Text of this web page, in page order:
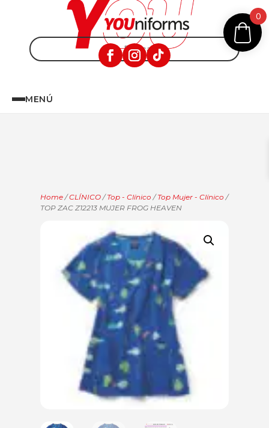
MENÚ
Home /CLÍNICO /Top - Clínico /Top Mujer - Clínico /
TOP ZAC Z12213 MUJER FROG HEAVEN
0